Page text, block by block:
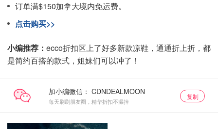
订单满$150加拿大境内免运费。
点击购买>>
小编推荐： ecco折扣区上了好多新款凉鞋，通通折上折，都
是简约百搭的款式，姐妹们可以冲了！
加小编微信：
每天刷刷朋友圈，精华折扣不漏掉
复制